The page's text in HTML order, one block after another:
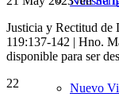
Nuevo
Justicia y Rectitud de
119:137-142 | Hno.
disponible para ser
22